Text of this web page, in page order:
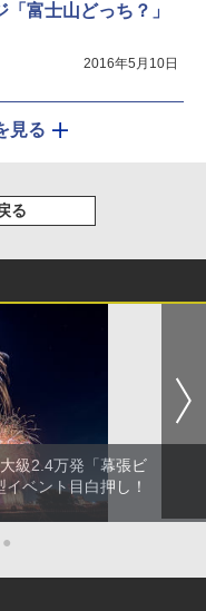
富士山どっち？」
2016年5月10日
見る
る
級2.4万発「幕張ビ
ベント目白押し！
●